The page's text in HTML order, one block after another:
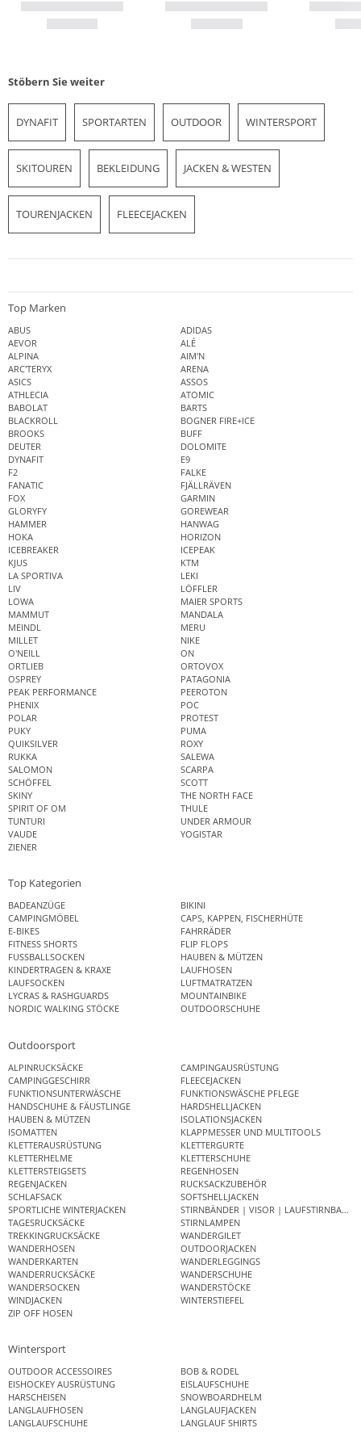
Stöbern Sie weiter
DYNAFIT SPORTARTEN OUTDOOR WINTERSPORT
SKITOUREN BEKLEIDUNG JACKEN & WESTEN
TOURENJACKEN FLEECEJACKEN
Top Marken
ABUS
ADIDAS
AEVOR
ALÉ
ALPINA
AIM'N
ARC'TERYX
ARENA
ASICS
ASSOS
ATHLECIA
ATOMIC
BABOLAT
BARTS
BLACKROLL
BOGNER FIRE+ICE
BROOKS
BUFF
DEUTER
DOLOMITE
DYNAFIT
E9
F2
FALKE
FANATIC
FJÄLLRÄVEN
FOX
GARMIN
GLORYFY
GOREWEAR
HAMMER
HANWAG
HOKA
HORIZON
ICEBREAKER
ICEPEAK
KJUS
KTM
LA SPORTIVA
LEKI
LIV
LÖFFLER
LOWA
MAIER SPORTS
MAMMUT
MANDALA
MEINDL
MERU
MILLET
NIKE
O'NEILL
ON
ORTLIEB
ORTOVOX
OSPREY
PATAGONIA
PEAK PERFORMANCE
PEEROTON
PHENIX
POC
POLAR
PROTEST
PUKY
PUMA
QUIKSILVER
ROXY
RUKKA
SALEWA
SALOMON
SCARPA
SCHÖFFEL
SCOTT
SKINY
THE NORTH FACE
SPIRIT OF OM
THULE
TUNTURI
UNDER ARMOUR
VAUDE
YOGISTAR
ZIENER
Top Kategorien
BADEANZÜGE
BIKINI
CAMPINGMÖBEL
CAPS, KAPPEN, FISCHERHÜTE
E-BIKES
FAHRRÄDER
FITNESS SHORTS
FLIP FLOPS
FUSSBALLSOCKEN
HAUBEN & MÜTZEN
KINDERTRAGEN & KRAXE
LAUFHOSEN
LAUFSOCKEN
LUFTMATRATZEN
LYCRAS & RASHGUARDS
MOUNTAINBIKE
NORDIC WALKING STÖCKE
OUTDOORSCHUHE
Outdoorsport
ALPINRUCKSÄCKE
CAMPINGAUSRÜSTUNG
CAMPINGGESCHIRR
FLEECEJACKEN
FUNKTIONSUNTERWÄSCHE
FUNKTIONSWÄSCHE PFLEGE
HANDSCHUHE & FÄUSTLINGE
HARDSHELLJACKEN
HAUBEN & MÜTZEN
ISOLATIONSJACKEN
ISOMATTEN
KLAPPMESSER UND MULTITOOLS
KLETTERAUSRÜSTUNG
KLETTERGURTE
KLETTERHELME
KLETTERSCHUHE
KLETTERSTEIGSETS
REGENHOSEN
REGENJACKEN
RUCKSACKZUBEHÖR
SCHLAFSACK
SOFTSHELLJACKEN
SPORTLICHE WINTERJACKEN
STIRNBÄNDER | VISOR | LAUFSTIRNBAND
TAGESRUCKSÄCKE
STIRNLAMPEN
TREKKINGRUCKSÄCKE
WANDERGILET
WANDERHOSEN
OUTDOORJACKEN
WANDERKARTEN
WANDERLEGGINGS
WANDERRUCKSÄCKE
WANDERSCHUHE
WANDERSOCKEN
WANDERSTÖCKE
WINDJACKEN
WINTERSTIEFEL
ZIP OFF HOSEN
Wintersport
OUTDOOR ACCESSOIRES
BOB & RODEL
EISHOCKEY AUSRÜSTUNG
EISLAUFSCHUHE
HARSCHEISEN
SNOWBOARDHELM
LANGLAUFHOSEN
LANGLAUFJACKEN
LANGLAUFSCHUHE
LANGLAUF SHIRTS